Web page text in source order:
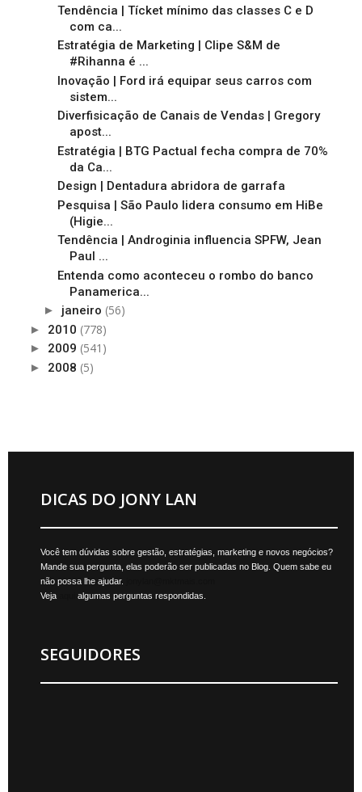
Tendência | Tícket mínimo das classes C e D
com ca...
Estratégia de Marketing | Clipe S&M de
#Rihanna é ...
Inovação | Ford irá equipar seus carros com
sistem...
Diverfisicação de Canais de Vendas | Gregory
apost...
Estratégia | BTG Pactual fecha compra de 70%
da Ca...
Design | Dentadura abridora de garrafa
Pesquisa | São Paulo lidera consumo em HiBe
(Higie...
Tendência | Androginia influencia SPFW, Jean
Paul ...
Entenda como aconteceu o rombo do banco
Panamerica...
► janeiro (56)
► 2010 (778)
► 2009 (541)
► 2008 (5)
DICAS DO JONY LAN
Você tem dúvidas sobre gestão, estratégias, marketing e novos negócios?
Mande sua pergunta, elas poderão ser publicadas no Blog. Quem sabe eu
não possa lhe ajudar.
Veja
algumas perguntas respondidas.
SEGUIDORES